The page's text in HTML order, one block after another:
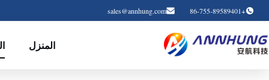
+86-755-89589401
sales@annhung.com
المنزل